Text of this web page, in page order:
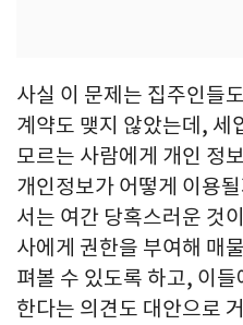
사실 이 문제는 집주인들
계약도 맺지 않았는데, 세
모르는 사람에게 개인 정
개인정보가 어떻게 이용
서는 여간 당혹스러운 것
사에게 권한을 부여해 매
펴볼 수 있도록 하고, 이
한다는 의견도 대안으로